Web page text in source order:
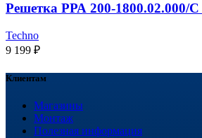
Решетка РРА 200-1800.02.000/
Techno
9 199 ₽
Клиентам
Магазины
Монтаж
Полезная информация